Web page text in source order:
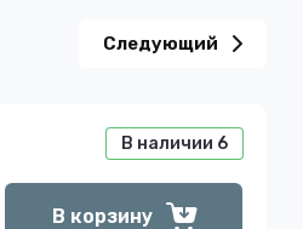
Следующий
В наличии 6
В корзину